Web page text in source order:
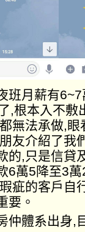
班月薪有
,根本入不
無法承做,
友介紹了我
的,只是信貸
6萬5降至3
疵的客戶自
要。
仲體系出身,